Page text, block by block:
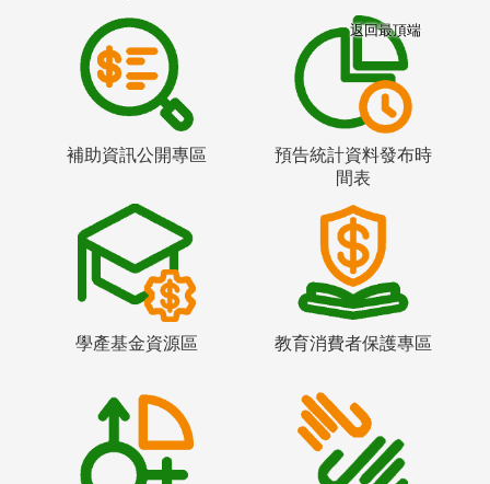
補助資訊公開專區
預告統計資料發布時
間表
學產基金資源區 教育消費者保護專區
返回最頂端